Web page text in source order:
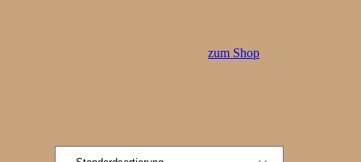
zum Shop